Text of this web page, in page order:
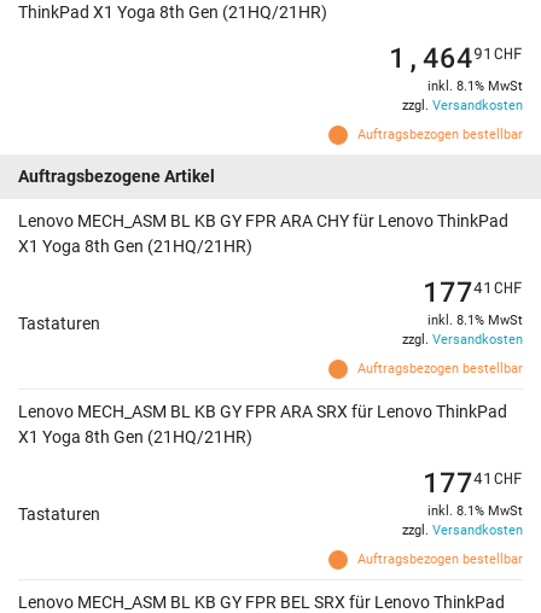
ThinkPad X1 Yoga 8th Gen (21HQ/21HR)
Auftragsbezogen bestellbar
1,46491 CHF
inkl. 8.1% MwSt
zzgl. Versandkosten
Auftragsbezogene Artikel
Lenovo MECH_ASM BL KB GY FPR ARA CHY für Lenovo ThinkPad
X1 Yoga 8th Gen (21HQ/21HR)
Tastaturen
Auftragsbezogen bestellbar
17741 CHF
inkl. 8.1% MwSt
zzgl. Versandkosten
Lenovo MECH_ASM BL KB GY FPR ARA SRX für Lenovo ThinkPad
X1 Yoga 8th Gen (21HQ/21HR)
Tastaturen
Auftragsbezogen bestellbar
17741 CHF
inkl. 8.1% MwSt
zzgl. Versandkosten
Lenovo MECH_ASM BL KB GY FPR BEL SRX für Lenovo ThinkPad